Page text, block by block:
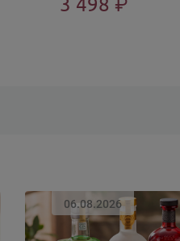
06.08.2026